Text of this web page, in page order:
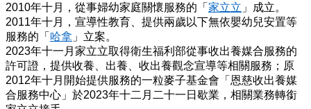
2010年十月，從事婦幼家庭關懷服務的「 家立立 」成立。
2011年十月，宣導性教育、提供兩歲以下無依嬰幼兒安置等
服務的「 哈拿 」立案。
2023年十一月家立立取得衛生福利部從事收出養媒合服務的
許可證，提供收養、出養、收出養觀念宣導等相關服務；原
2012年十月開始提供服務的一粒麥子基金會「恩慈收出養媒
合服務中心」於2023年十二月二十一日歇業，相關業務轉銜